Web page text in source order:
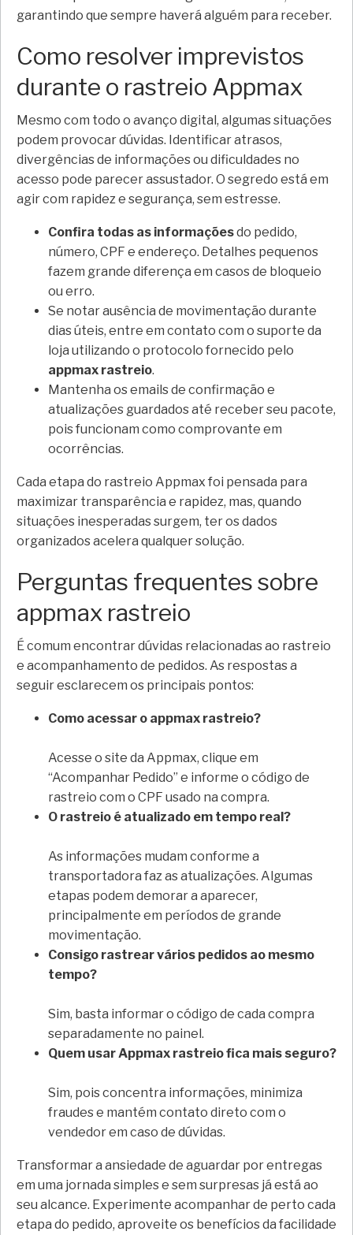
garantindo que sempre haverá alguém para receber.
Como resolver imprevistos
durante o rastreio Appmax
Mesmo com todo o avanço digital, algumas situações
podem provocar dúvidas. Identificar atrasos,
divergências de informações ou dificuldades no
acesso pode parecer assustador. O segredo está em
agir com rapidez e segurança, sem estresse.
Confira todas as informaçõesdo pedido,
número, CPF e endereço. Detalhes pequenos
fazem grande diferença em casos de bloqueio
ou erro.
Se notar ausência de movimentação durante
dias úteis, entre em contato com o suporte da
loja utilizando o protocolo fornecido pelo
appmax rastreio.
Mantenha os emails de confirmação e
atualizações guardados até receber seu pacote,
pois funcionam como comprovante em
ocorrências.
Cada etapa do rastreio Appmax foi pensada para
maximizar transparência e rapidez, mas, quando
situações inesperadas surgem, ter os dados
organizados acelera qualquer solução.
Perguntas frequentes sobre
appmax rastreio
É comum encontrar dúvidas relacionadas ao rastreio
e acompanhamento de pedidos. As respostas a
seguir esclarecem os principais pontos:
Como acessar o appmax rastreio?
Acesse o site da Appmax, clique em
“Acompanhar Pedido” e informe o código de
rastreio com o CPF usado na compra.
O rastreio é atualizado em tempo real?
As informações mudam conforme a
transportadora faz as atualizações. Algumas
etapas podem demorar a aparecer,
principalmente em períodos de grande
movimentação.
Consigo rastrear vários pedidos ao mesmo
tempo?
Sim, basta informar o código de cada compra
separadamente no painel.
Quem usar Appmax rastreio fica mais seguro?
Sim, pois concentra informações, minimiza
fraudes e mantém contato direto com o
vendedor em caso de dúvidas.
Transformar a ansiedade de aguardar por entregas
em uma jornada simples e sem surpresas já está ao
seu alcance. Experimente acompanhar de perto cada
etapa do pedido, aproveite os benefícios da facilidade